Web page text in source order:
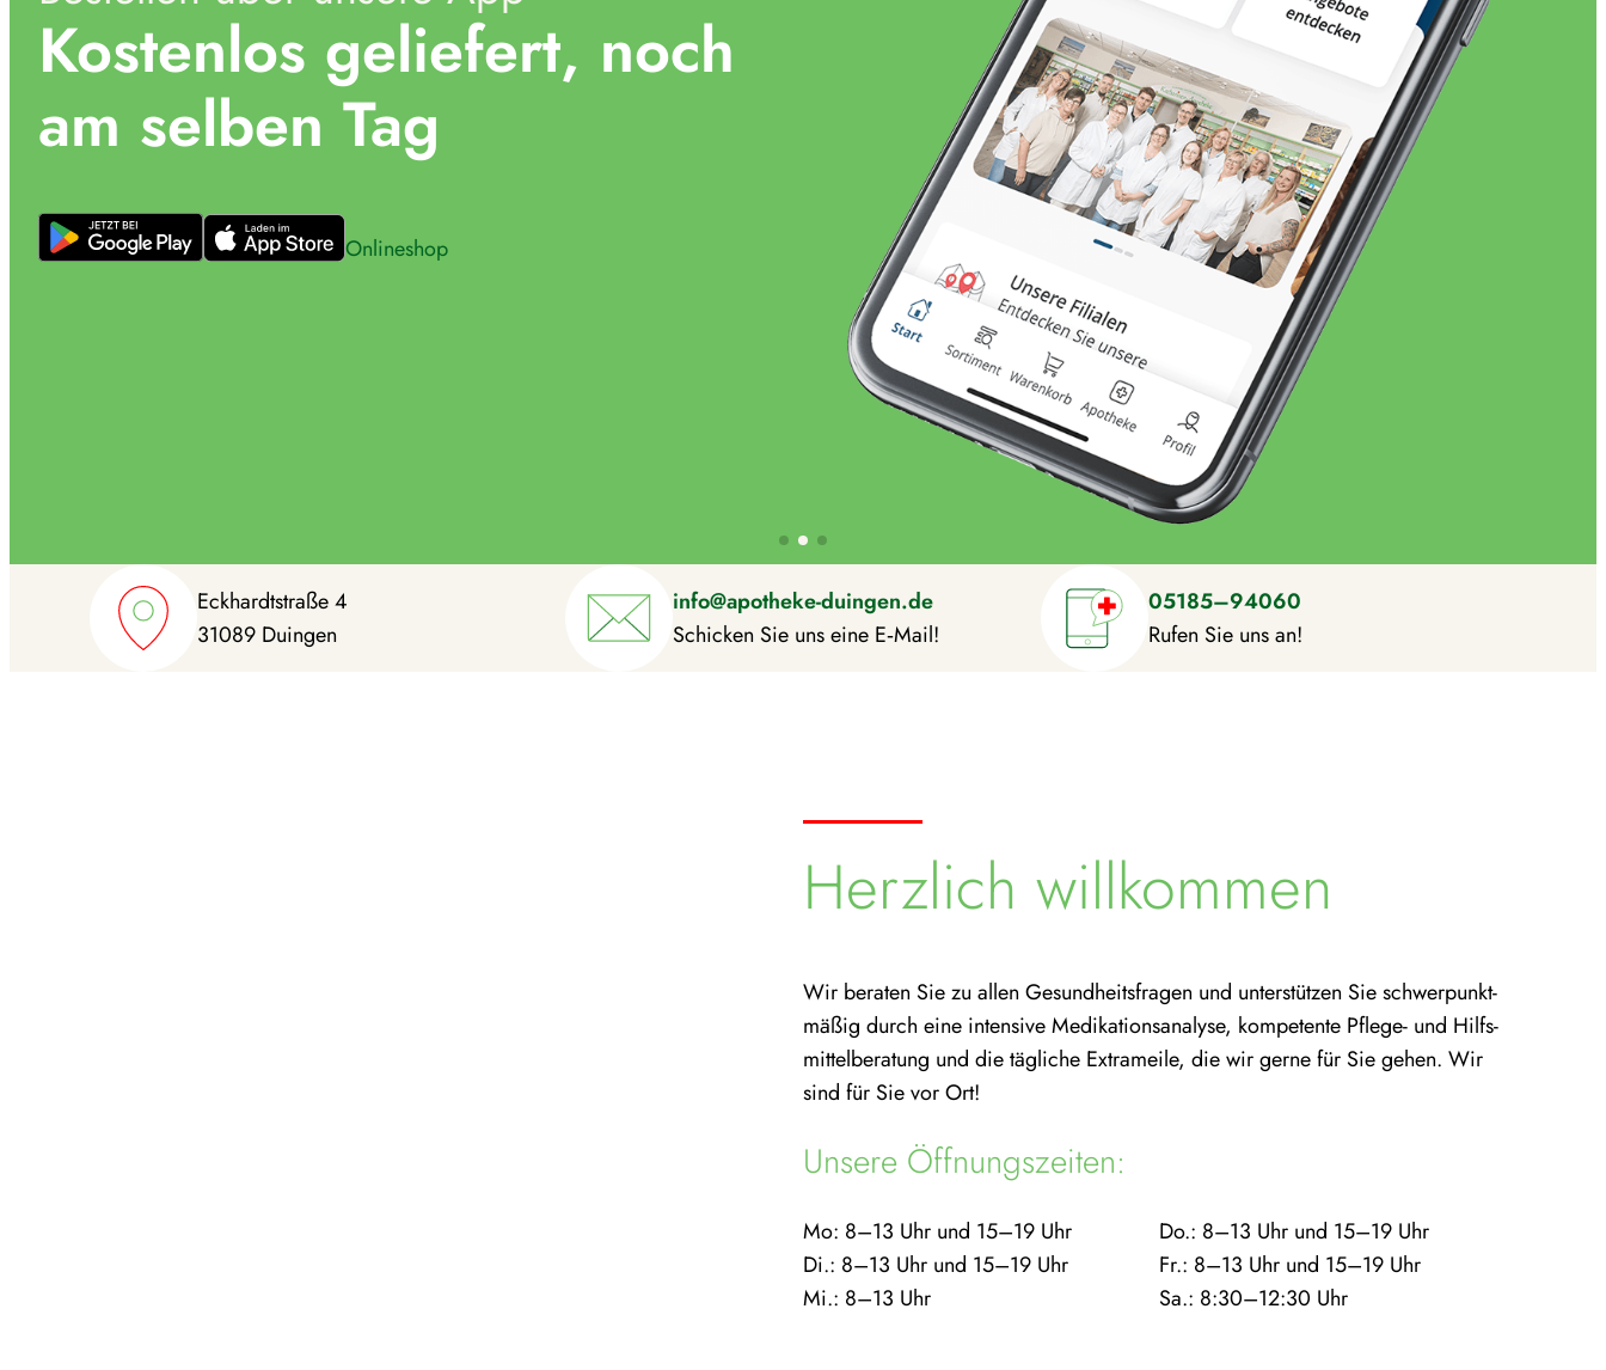
Kostenlos geliefert, noch
am selben Tag
Online­shop
Eckhardt­straße 4
31089 Duingen
info@apotheke-duingen.de
Schicken Sie uns eine E‑Mail!
05185–94060
Rufen Sie uns an!
Herzlich willkommen
Wir beraten Sie zu allen Gesund­heits­fragen und unter­stützen Sie schwer­punkt­
mäßig durch eine intensive Medika­ti­ons­ana­lyse, kompe­tente Pflege- und Hilfs­
mit­tel­be­ra­tung und die tägliche Extrameile, die wir gerne für Sie gehen. Wir
sind für Sie vor Ort!
Unsere Öffnungszeiten:
Mo: 8–13 Uhr und 15–19 Uhr
Di.: 8–13 Uhr und 15–19 Uhr
Mi.: 8–13 Uhr
Do.: 8–13 Uhr und 15–19 Uhr
Fr.: 8–13 Uhr und 15–19 Uhr
Sa.: 8:30–12:30 Uhr